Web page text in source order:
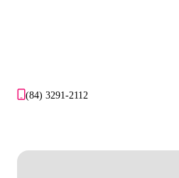
(84) 3291-2112